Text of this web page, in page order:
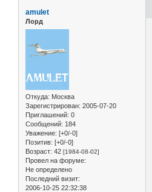
amulet
Лорд
Откуда: Москва
Зарегистрирован: 2005-07-20
Приглашений: 0
Сообщений: 184
Уважение: [+0/-0]
Позитив: [+0/-0]
Возраст: 42 [1984-08-02]
Провел на форуме:
Не определено
Последний визит:
2006-10-25 22:32:38